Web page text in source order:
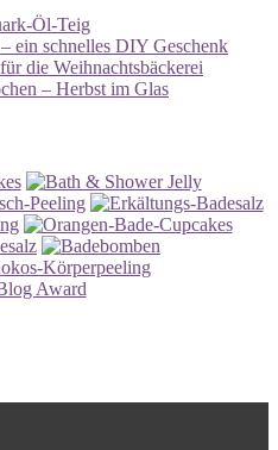
Öl-Teig
ein schnelles DIY Geschenk
die Weihnachtsbäckerei
– Herbst im Glas